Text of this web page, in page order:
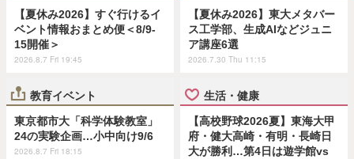
【夏休み2026】すぐ行けるイ
ベント情報おまとめ便＜8/9-
15開催＞
2026.8.7 Fri 19:45
【夏休み2026】東大メタバー
ス工学部、生成AIなどジュニ
ア講座6選
2026.7.30 Thu 11:15
教育イベント
東京都市大「科学体験教室」
24の実験企画…小中向け9/6
2026.8.7 Fri 18:15
生活・健康
【高校野球2026夏】東海大甲
府・健大高崎・有明・長崎日
大が勝利…第4日は遊学館vs